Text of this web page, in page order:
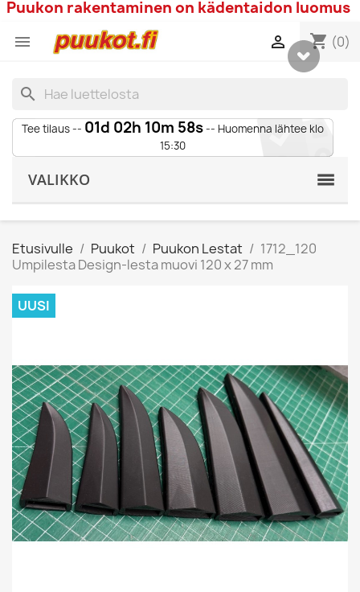
Puukon rakentaminen on kädentaidon luomus
 shopping_cart (0)

search
Tee tilaus -- 01d 02h 10m 57s-- Huomenna lähtee klo
15:30
VALIKKO
Etusivulle Puukot Puukon Lestat
1712_120
Umpilesta Design-lesta muovi 120 x 27 mm
UUSI